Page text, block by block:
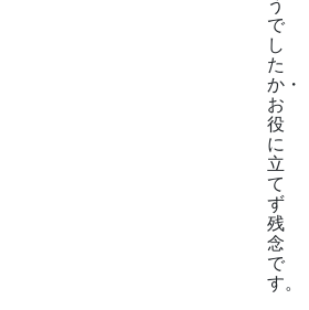
う
で
し
た
か・
お
役
に
立
て
ず
残
念
で
す。